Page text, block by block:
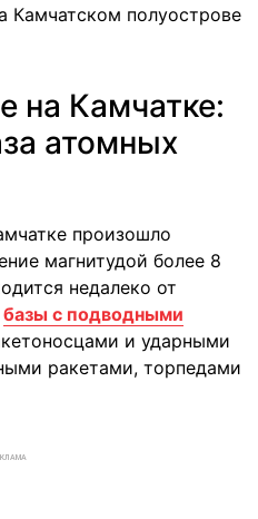
Камчатском полуострове
на Камчатке:
атомных
произошло
магнитудой более 8
недалеко от
базы с подводными
и ударными
ракетами, торпедами